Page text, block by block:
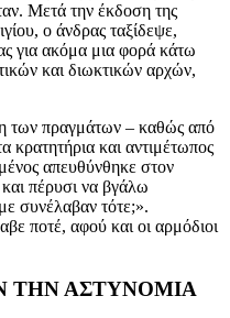
Μετά την έκδοση της
ο άνδρας ταξίδεψε,
για ακόμα μια φορά κάτω
και διωκτικών αρχών,
των πραγμάτων – καθώς από
κρατητήρια και αντιμέτωπος
απευθύνθηκε στον
πέρυσι να βγάλω
συνέλαβαν τότε;».
ποτέ, αφού και οι αρμόδιοι
ΤΗΝ ΑΣΤΥΝΟΜΙΑ